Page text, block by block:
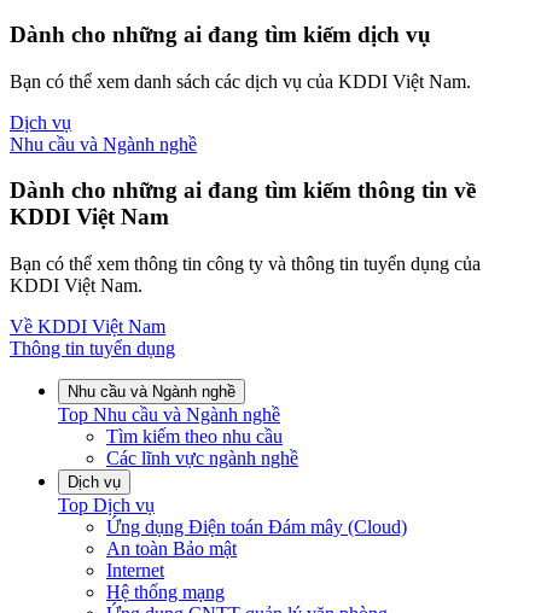
Dành cho những ai đang tìm kiếm dịch vụ
Bạn có thể xem danh sách các dịch vụ của KDDI Việt Nam.
Dịch vụ
Nhu cầu và Ngành nghề
Dành cho những ai đang tìm kiếm thông tin về
KDDI Việt Nam
Bạn có thể xem thông tin công ty và thông tin tuyển dụng của
KDDI Việt Nam.
Về KDDI Việt Nam
Thông tin tuyển dụng
Nhu cầu và Ngành nghề
Top Nhu cầu và Ngành nghề
Tìm kiếm theo nhu cầu
Các lĩnh vực ngành nghề
Dịch vụ
Top Dịch vụ
Ứng dụng Điện toán Đám mây (Cloud)
An toàn Bảo mật
Internet
Hệ thống mạng